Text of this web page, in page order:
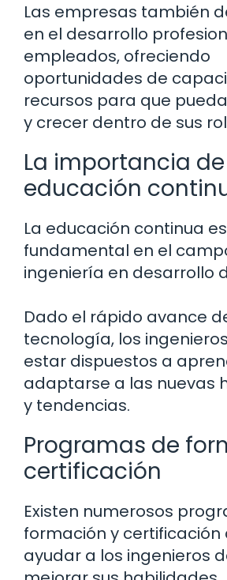
Las empresas también
en el desarrollo
empleados, ofreciendo
oportunidades de
recursos para que
y crecer dentro de sus
La importancia
educación
La educación continua es
fundamental en el
ingeniería en desarrollo
Dado el rápido avance
tecnología, los
estar dispuestos a
adaptarse a las nuevas
y tendencias.
Programas de
certificación
Existen numerosos
formación y certificación
ayudar a los ingenieros